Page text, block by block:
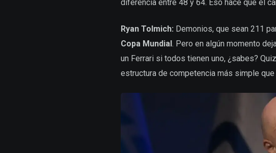
diferencia entre 48 y 64. Eso hace que el
Ryan Tolmich: Demonios, que sean 211
Copa Mundial . Pero en algún momento
un Ferrari si todos tienen uno, ¿sabes?
estructura de competencia más simple